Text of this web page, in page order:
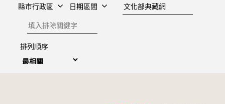
縣市行政區 日期區間
建檔單位
排除關鍵字
排列順序